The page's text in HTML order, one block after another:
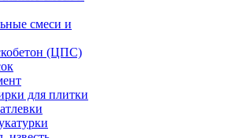
смеси и
(ЦПС)
для плитки